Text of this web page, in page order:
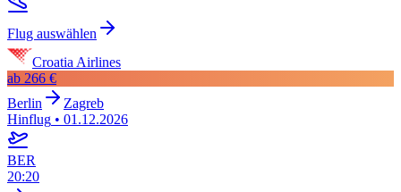
Flug auswählen
Croatia Airlines
ab 266 €
Berlin
Zagreb
Hinflug • 01.12.2026
BER
20:20